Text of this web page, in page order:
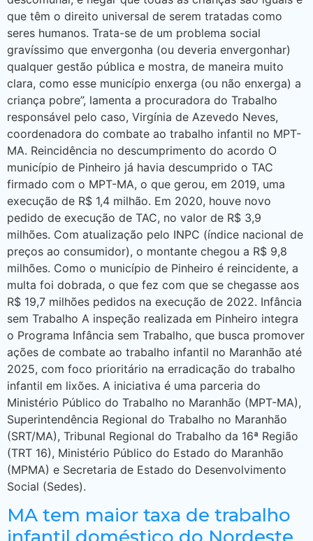
que têm o direito universal de serem tratadas como
seres humanos. Trata-se de um problema social
gravíssimo que envergonha (ou deveria envergonhar)
qualquer gestão pública e mostra, de maneira muito
clara, como esse município enxerga (ou não enxerga) a
criança pobre”, lamenta a procuradora do Trabalho
responsável pelo caso, Virgínia de Azevedo Neves,
coordenadora do combate ao trabalho infantil no MPT-
MA. Reincidência no descumprimento do acordo O
município de Pinheiro já havia descumprido o TAC
firmado com o MPT-MA, o que gerou, em 2019, uma
execução de R$ 1,4 milhão. Em 2020, houve novo
pedido de execução de TAC, no valor de R$ 3,9
milhões. Com atualização pelo INPC (índice nacional de
preços ao consumidor), o montante chegou a R$ 9,8
milhões. Como o município de Pinheiro é reincidente, a
multa foi dobrada, o que fez com que se chegasse aos
R$ 19,7 milhões pedidos na execução de 2022. Infância
sem Trabalho A inspeção realizada em Pinheiro integra
o Programa Infância sem Trabalho, que busca promover
ações de combate ao trabalho infantil no Maranhão até
2025, com foco prioritário na erradicação do trabalho
infantil em lixões. A iniciativa é uma parceria do
Ministério Público do Trabalho no Maranhão (MPT-MA),
Superintendência Regional do Trabalho no Maranhão
(SRT/MA), Tribunal Regional do Trabalho da 16ª Região
(TRT 16), Ministério Público do Estado do Maranhão
(MPMA) e Secretaria de Estado do Desenvolvimento
Social (Sedes).
MA tem maior taxa de trabalho